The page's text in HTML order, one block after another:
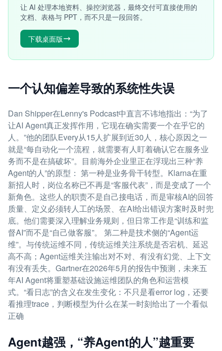
让 AI 处理本地资料、操控浏览器，最终交付可直接使用的
文档、表格与 PPT，而不只是一段回答。
下载桌面版
一个认知偏差导致的系统性失误
Dan Shipper在Lenny's Podcast中直言不讳地指出：“为了
让AI Agent真正发挥作用，它现在确实需要一个在乎它的
人。”他的团队Every从15人扩展到近30人，核心原因之一
就是“每自动化一个流程，就需要有人盯着确认它在服务业
务而不是在搞破坏”。目前海外企业里正在浮现出三种“养
Agent的人”的原型： 第一种是业务骨干转型。Klarna在重
新招人时，岗位名称已不再是“客服代表”，而是变成了一个
新角色。这些人的职责不是自己接电话，而是审核AI的回答
质量、定义必须转人工的场景、在AI给出错误方案时及时兜
底。他们需要深入理解业务规则，但日常工作是“训练和监
督AI”而不是“自己做客服”。 第二种是技术侧的“Agent运
维”。与传统运维不同，传统运维关注系统是否宕机、延迟
高不高；Agent运维关注输出对不对、有没有幻觉、上下文
有没有丢失。Gartner在2026年5月的报告中预测，未来五
年AI Agent将重塑基础设施运维团队的角色和运营模
式。“看日志”的含义在发生变化：不只是看error log，还要
看推理trace，判断模型为什么在某一时刻给出了一个看似
正确
Agent越强，“养Agent的人”越重要